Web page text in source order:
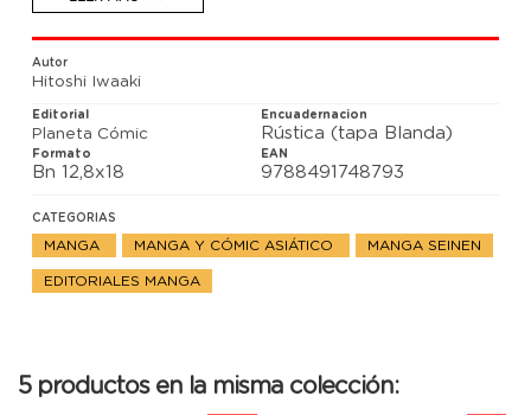
Pero, ¿qué tiene esto que ver con una ciudad
apartada de Japón, un grupo de estudiantes
universitarios de Tokio y una serie de misteriosas
desapariciones y muertes?
Autor
Hitoshi Iwaaki
Editorial
Planeta Cómic
Encuadernacion
Rústica (tapa Blanda)
Formato
Bn 12,8x18
EAN
9788491748793
CATEGORIAS
MANGA MANGA Y CÓMIC ASIÁTICO MANGA SEINEN
EDITORIALES MANGA
5 productos en la misma colección: